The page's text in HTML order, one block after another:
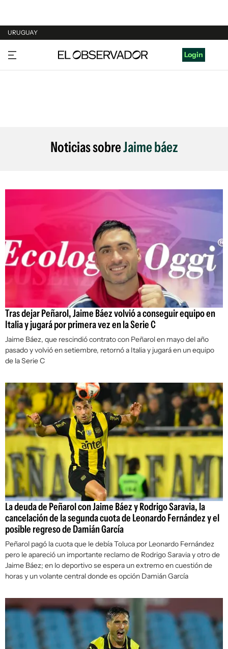
URUGUAY
URUGUAY
ARGENTINA
Login
Noticias sobreJaime báez
Tras dejar Peñarol, Jaime Báez volvió a conseguir equipo en
Italia y jugará por primera vez en la Serie C
Jaime Báez, que rescindió contrato con Peñarol en mayo del año
pasado y volvió en setiembre, retornó a Italia y jugará en un equipo
de la Serie C
La deuda de Peñarol con Jaime Báez y Rodrigo Saravia, la
cancelación de la segunda cuota de Leonardo Fernández y el
posible regreso de Damián García
Peñarol pagó la cuota que le debía Toluca por Leonardo Fernández
pero le apareció un importante reclamo de Rodrigo Saravia y otro de
Jaime Báez; en lo deportivo se espera un extremo en cuestión de
horas y un volante central donde es opción Damián García